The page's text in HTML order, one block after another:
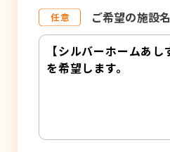
ご希望の施設名